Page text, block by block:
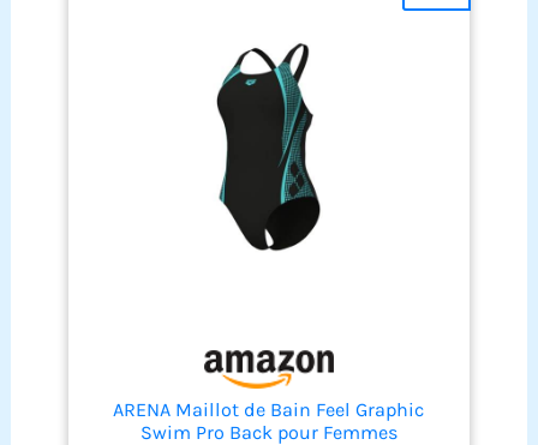
ARENA Maillot de Bain Feel Graphic
Swim Pro Back pour Femmes